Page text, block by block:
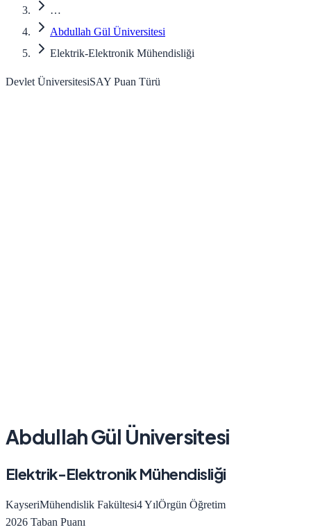
…
Abdullah Gül Üniversitesi
Elektrik-Elektronik Mühendisliği
Devlet ÜniversitesiSAY Puan Türü
Abdullah Gül Üniversitesi
Elektrik-Elektronik Mühendisliği
KayseriMühendislik Fakültesi4YılÖrgün Öğretim
2026 Taban Puanı